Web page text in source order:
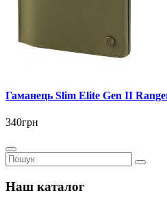
Гаманець Slim Elite Gen II
340грн
Наш каталог